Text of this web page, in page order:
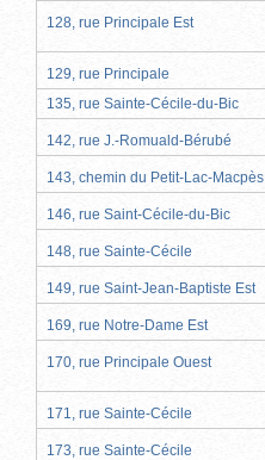
128, rue Principale Est
129, rue Principale
135, rue Sainte-Cécile-du-Bic
142, rue J.-Romuald-Bérubé
143, chemin du Petit-Lac-Macpès
146, rue Saint-Cécile-du-Bic
148, rue Sainte-Cécile
149, rue Saint-Jean-Baptiste Est
169, rue Notre-Dame Est
170, rue Principale Ouest
171, rue Sainte-Cécile
173, rue Sainte-Cécile